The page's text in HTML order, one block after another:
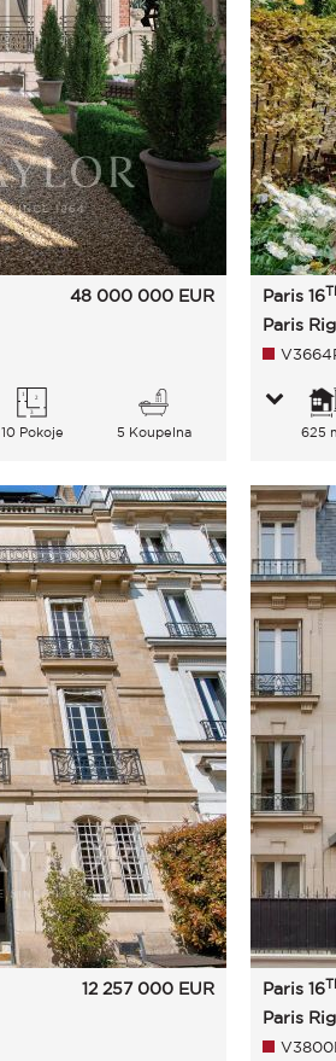
48 000 000 EUR
10 Pokoje 5 Koupelna
Paris 16
Paris
625
12 257 000 EUR Paris 16
Paris